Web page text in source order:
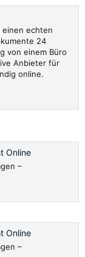
einen echten
24
von einem Büro
Anbieter für
online.
Online
–
Online
–